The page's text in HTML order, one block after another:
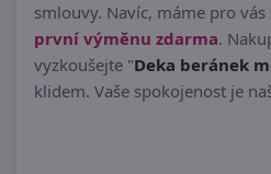
smlouvy. Navíc, máme pro
první výměnu zdarma.
vyzkoušejte "Deka beránek
klidem. Vaše spokojenost je